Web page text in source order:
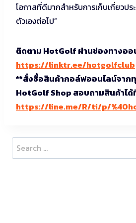
โอกาสที่ดีมากสำหรับการเก็บเกี่ยว
ตัวเองต่อไป”
ติดตาม HotGolf ผ่านช่องทางออ
https://linktr.ee/hotgolfclub
**สั่งซื้อสินค้ากอล์ฟออนไลน์จาก
HotGolf Shop สอบถามสินค้าไ
https://line.me/R/ti/p/
Search
for: